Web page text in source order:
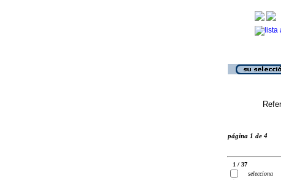
página 1 de 4
1 / 37
selecciona